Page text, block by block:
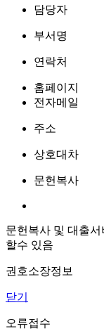
담당자
부서명
연락처
홈페이지
전자메일
주소
상호대차
문헌복사
문헌복사 및 대출
할수 있음
권호소장정보
닫기
오류접수